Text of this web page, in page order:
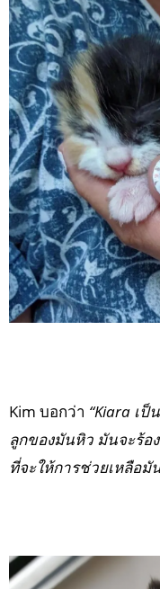
Kim บอกว่า “Kiara เ
ลูกของมันหิว มันจะร้อ
ที่จะให้การช่วยเหลือมั